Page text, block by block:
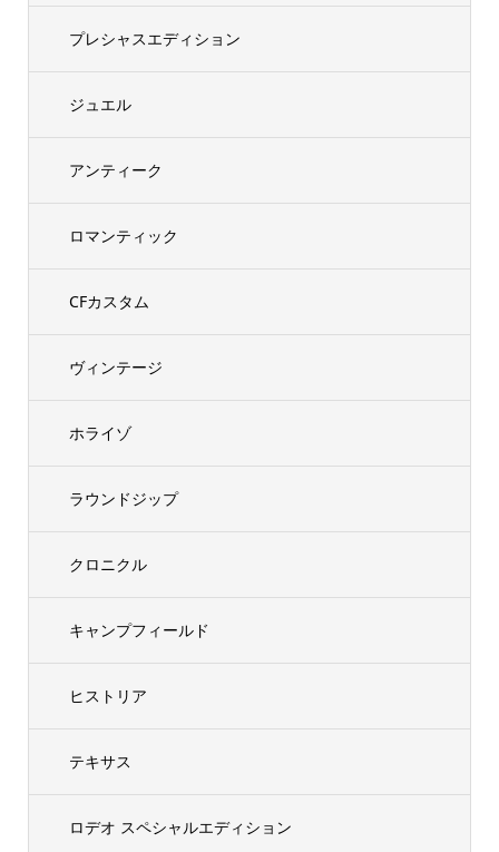
プレシャスエディション
ジュエル
アンティーク
ロマンティック
CFカスタム
ヴィンテージ
ホライゾ
ラウンドジップ
クロニクル
キャンプフィールド
ヒストリア
テキサス
ロデオ スペシャルエディション